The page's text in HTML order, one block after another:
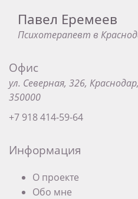
Павел Еремеев
Психотерапевт в
Офис
ул. Северная, 326,
350000
+7 918 414-59-64
Информация
О проекте
Обо мне